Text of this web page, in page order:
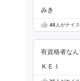
みき
40人がナイ
有資格者な
ＫＥＩ